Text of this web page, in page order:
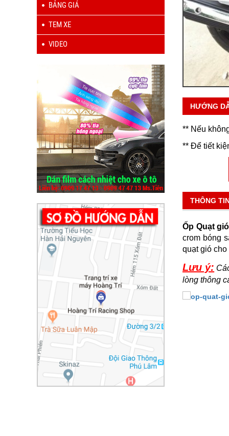
BẢNG GIÁ
TEM XE
VIDEO
HƯỚNG
** Nếu
** Để tiết
THÔNG
Ốp Quạt
crom bóng
quạt gió cho
Lưu ý:
lòng thông